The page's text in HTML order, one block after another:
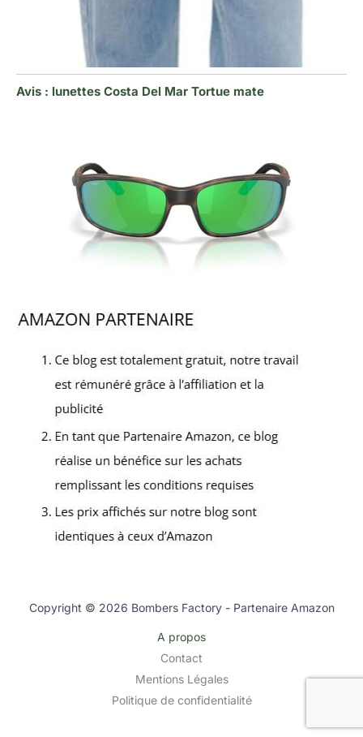
Avis : lunettes Costa Del Mar Tortue mate
Copyright © 2026 Bombers Factory - Partenaire Amazon
A propos
Contact
Mentions Légales
Politique de confidentialité